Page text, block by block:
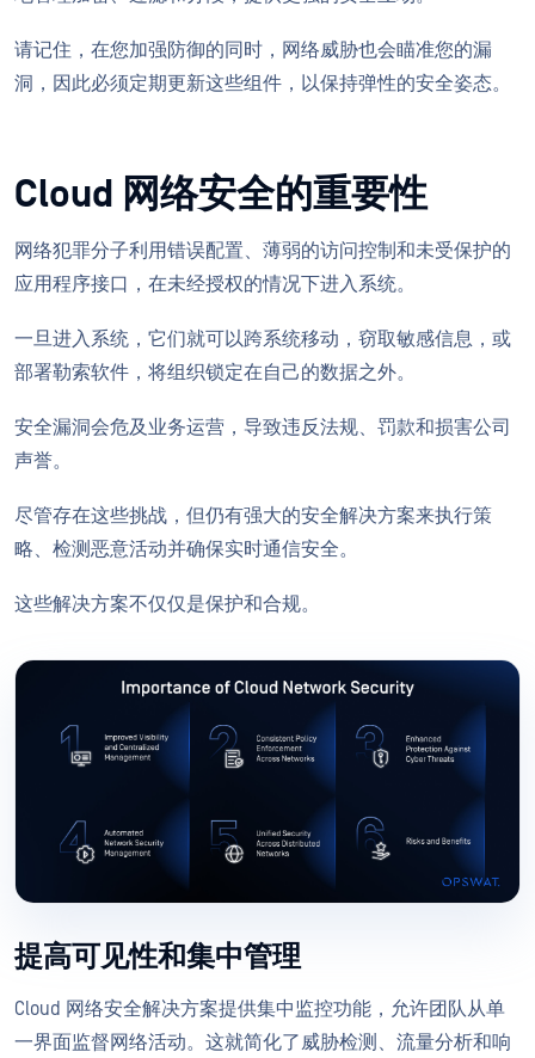
请记住，在您加强防御的同时，网络威胁也会瞄准您的漏
洞，因此必须定期更新这些组件，以保持弹性的安全姿态。
Cloud 网络安全的重要性
网络犯罪分子利用错误配置、薄弱的访问控制和未受保护的
应用程序接口，在未经授权的情况下进入系统。
一旦进入系统，它们就可以跨系统移动，窃取敏感信息，或
部署勒索软件，将组织锁定在自己的数据之外。
安全漏洞会危及业务运营，导致违反法规、罚款和损害公司
声誉。
尽管存在这些挑战，但仍有强大的安全解决方案来执行策
略、检测恶意活动并确保实时通信安全。
这些解决方案不仅仅是保护和合规。
提高可见性和集中管理
Cloud 网络安全解决方案提供集中监控功能，允许团队从单
一界面监督网络活动。这就简化了威胁检测、流量分析和响